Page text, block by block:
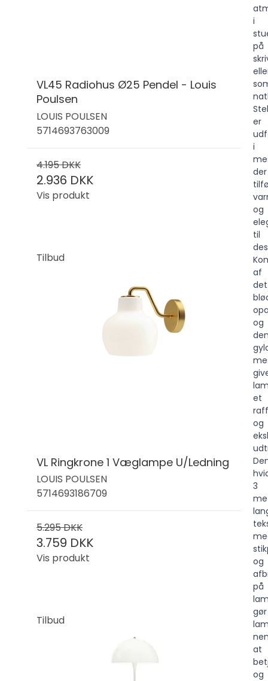
VL45 Radiohus Ø25 Pendel - Louis
Poulsen
LOUIS POULSEN
5714693763009
4.195 DKK
2.936 DKK
Vis produkt
Tilbud
VL Ringkrone 1 Væglampe U/Ledning
LOUIS POULSEN
5714693186709
5.295 DKK
3.759 DKK
Vis produkt
Tilbud
i
på
er
i
der
og
til
af
det
og
et
og
3
og
på
gør
at
og